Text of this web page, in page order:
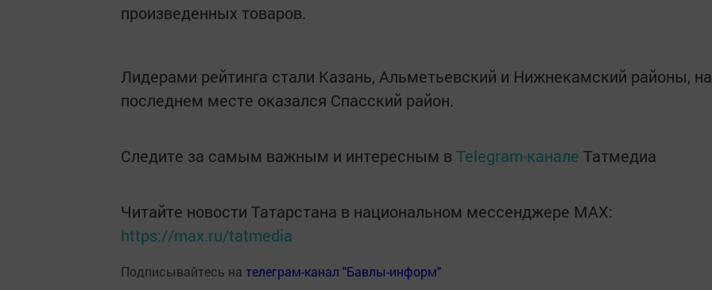
произведенных товаров.
Лидерами рейтинга стали Казань, Альметьевский и Нижнекамский районы, на
последнем месте оказался Спасский район.
Следите за самым важным и интересным в Telegram-канале Татмедиа
Читайте новости Татарстана в национальном мессенджере MАХ:
https://max.ru/tatmedia
Подписывайтесь на телеграм-канал "Бавлы-информ"